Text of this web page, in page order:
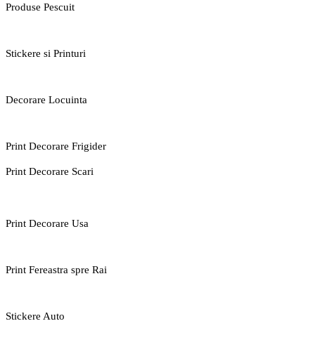
Produse Pescuit
Stickere si Printuri
Decorare Locuinta
Print Decorare Frigider
Print Decorare Scari
Print Decorare Usa
Print Fereastra spre Rai
Stickere Auto